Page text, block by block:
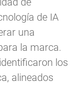
de IA
una
la marca.
los
alineados